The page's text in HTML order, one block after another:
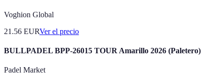
Voghion Global
21.56 EURVer el precio
BULLPADEL BPP-26015 TOUR Amarillo 2026 (Paletero)
Padel Market